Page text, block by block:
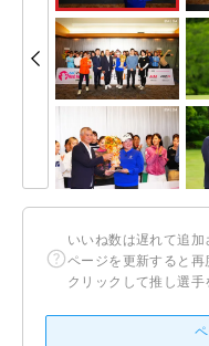
いいね数は遅れて追加
ページを更新すると
クリックして推し選手